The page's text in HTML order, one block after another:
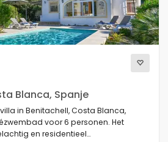
Blanca, Spanje
in Benitachell, Costa Blanca,
voor 6 personen. Het
en residentieel